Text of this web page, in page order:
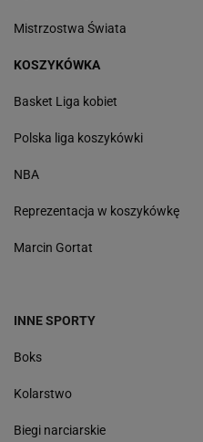
Mistrzostwa Świata
KOSZYKÓWKA
Basket Liga kobiet
Polska liga koszykówki
NBA
Reprezentacja w koszykówkę
Marcin Gortat
INNE SPORTY
Boks
Kolarstwo
Biegi narciarskie